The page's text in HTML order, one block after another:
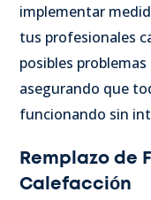
implementar
tus profesionales
posibles
asegurando que
funcionando sin
Remplazo de
Calefacción